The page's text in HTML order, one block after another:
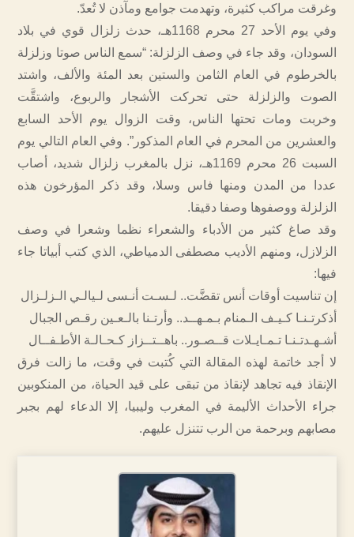
وغرقت مراكب كثيرة، وتهدمت جوامع ومآذن لا تُعدّ.
وفي يوم الأحد 27 محرم 1168هـ، حدث زلزال قوي في بلاد
السودان، وقد جاء في وصف الزلزلة: “سمع الناس صوتا وزلزلة
بالخرطوم في العام الثامن والستين بعد المئة والألف، واشتد
الصوت والزلزلة حتى تحركت الأشجار والربوع، واشتقَّت
وخربت ومات تحتها الناس، وقت الزوال يوم الأحد السابع
والعشرين من المحرم في العام المذكور”. وفي العام التالي يوم
السبت 26 محرم 1169هـ، نزل بالمغرب زلزال شديد، أصاب
عددا من المدن ومنها فاس وسلا، وقد ذكر المؤرخون هذه
الزلزلة ووصفوها وصفا دقيقا.
وقد صاغ كثير من الأدباء والشعراء نظما وشعرا في وصف
الزلازل، ومنهم الأديب مصطفى الدمياطي، الذي كتب أبياتا جاء
فيها:
إن تناسيت أوقات أنس تقضَّت.. لـسـت أنـسى لـيالـي الـزلـزال
أذكرتـنـا كـيـف الـمنام بـمـهــد.. وأرتـنا بالـعـين رقـص الجبال
أشـهـدتـنـا تـمـايـلات قــصـور.. باهــتــزاز كـحـالـة الأطـفــال
لا أجد خاتمة لهذه المقالة التي كُتبت في وقت، ما زالت فرق
الإنقاذ فيه تجاهد لإنقاذ من تبقى على قيد الحياة، من المنكوبين
جراء الأحداث الأليمة في المغرب وليبيا، إلا الدعاء لهم بجبر
مصابهم وبرحمة من الرب تتنزل عليهم.